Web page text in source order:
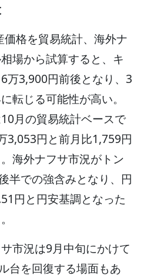
格を貿易統計、海外ナ
場から試算すると、キ
万3,900円前後となり、3
転じる可能性が高い。
月の貿易統計ベースで
3,053円と前月比1,759円
海外ナフサ市況がトン
半での強含みとなり、円
円と円安基調となった
る。
市況は9月中旬にかけて
台を回復する場面もあ